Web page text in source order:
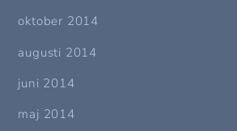
oktober 2014
augusti 2014
juni 2014
maj 2014